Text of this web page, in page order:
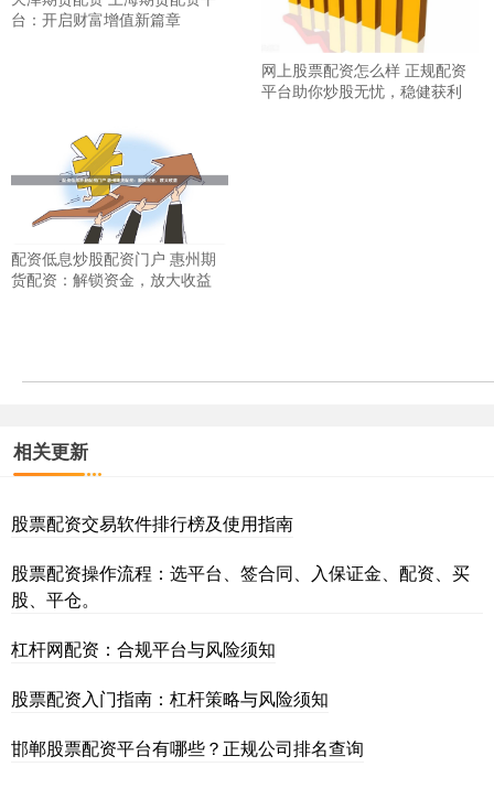
台：开启财富增值新篇章
网上股票配资怎么样 正规配资
平台助你炒股无忧，稳健获利
配资低息炒股配资门户 惠州期
货配资：解锁资金，放大收益
相关更新
股票配资交易软件排行榜及使用指南
股票配资操作流程：选平台、签合同、入保证金、配资、买
股、平仓。
杠杆网配资：合规平台与风险须知
股票配资入门指南：杠杆策略与风险须知
邯郸股票配资平台有哪些？正规公司排名查询